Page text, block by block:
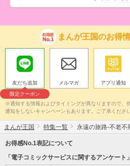
まんが王国のお得
友だち追加
限定クーポン
メルマガ アプリ通知
※通知する情報およびタイミングが異なりますので、
通知をしないキャンペーンもあります。ご了承ください
まんが王国 特集一覧 永遠の旅路-不老不
お得感No.1表記について
「電子コミックサービスに関するアンケート」